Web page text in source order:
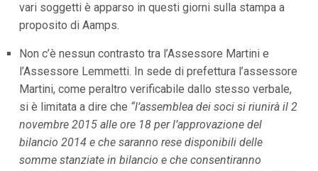
a
M
n
ù
P
r
i
c
i
a
vari soggetti è apparso in questi giorni sulla stampa a
proposito di Aamps.
Non c’è nessun contrasto tra l’Assessore Martini e
l’Assessore Lemmetti. In sede di prefettura l’assessore
Martini, come peraltro verificabile dallo stesso verbale,
si è limitata a dire che “l’assemblea dei soci si riunirà il 2
novembre 2015 alle ore 18 per l’approvazione del
bilancio 2014 e che saranno rese disponibili delle
somme stanziate in bilancio e che consentiranno